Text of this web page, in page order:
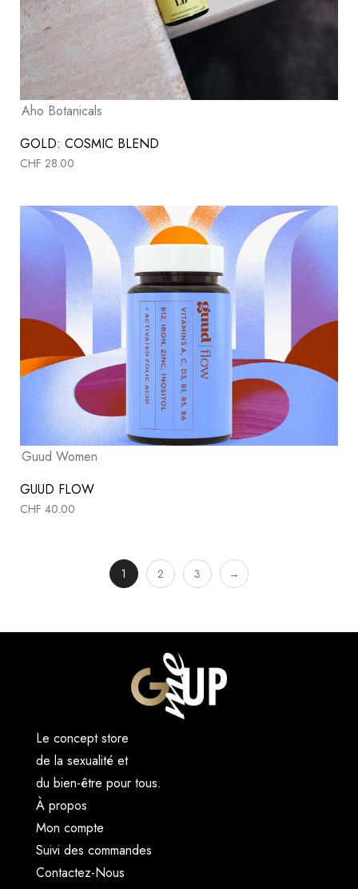
Aho Botanicals
GOLD: COSMIC BLEND
CHF 28.00
Guud Women
GUUD FLOW
CHF 40.00
1 2 3 →
Le concept store
de la sexualité et
du bien-être pour tous.
À propos
Mon compte
Suivi des commandes
Contactez-Nous